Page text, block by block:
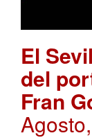
El
del
Fran